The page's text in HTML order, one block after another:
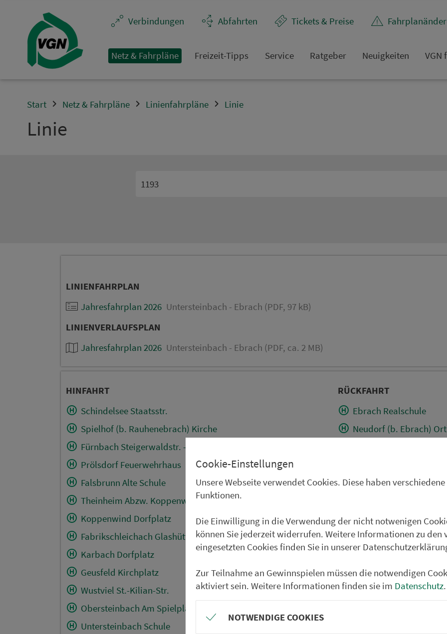
Ver­bin­dungen
Abfahrten Tickets & Preise
Netz & Fahrpläne Frei­zeit-Tipps Service Rat­ge­ber Neuigkeiten VGN
Start Netz & Fahrpläne Linienfahrpläne Linie
Linie
LINIENFAHRPLAN
Jahresfahrplan 2026 Untersteinbach - Ebrach (PDF, 97 kB)
LINIENVERLAUFSPLAN
Jahresfahrplan 2026 Untersteinbach - Ebrach (PDF, ca. 2 MB)
HINFAHRT
Schindelsee Staatsstr.
Spielhof (b. Rauhenebrach) Kirche
Fürnbach Steigerwaldstr. -6-
Prölsdorf Feuerwehrhaus
Falsbrunn Alte Schule
Theinheim Abzw. Koppenwind
Koppenwind Dorfplatz
Fabrikschleichach Glashüttenstr.
Karbach Dorfplatz
Geusfeld Kirchplatz
Wustviel St.-Kilian-Str.
Obersteinbach Am Spielplatz
Untersteinbach Schule
RÜCKFAHRT
Ebrach Realschule
Neudorf (b. Ebrach) Ort
Untersteinbach Schule
Koppenwind Dorfplatz
Theinheim Abzw.
Untersteinb Rathaus
Karbach Dorfplatz
Fabrikschleichach
Cookie-Einstellungen
Unsere Webseite verwendet Cookies. Diese haben verschiedene
Funktionen.
Die Einwilligung in die Verwendung der nicht notwenigen
können Sie jederzeit widerrufen. Weitere Informationen zu den
eingesetzten Cookies finden Sie in unserer
Zur Teilnahme an Gewinnspielen müssen die notwendigen
aktiviert sein. Weitere Informationen finden sie im Datenschutz.
NOTWENDIGE COOKIES